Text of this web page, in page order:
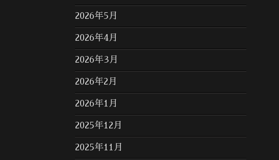
2026年5月
2026年4月
2026年3月
2026年2月
2026年1月
2025年12月
2025年11月